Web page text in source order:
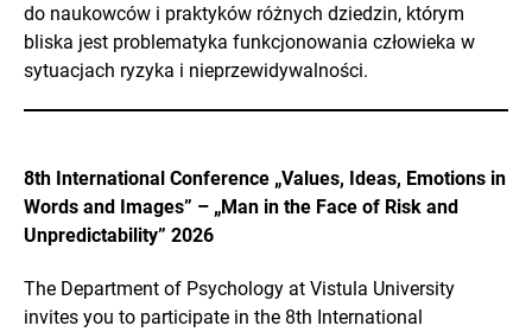
do naukowców i praktyków różnych dziedzin, którym
bliska jest problematyka funkcjonowania człowieka w
sytuacjach ryzyka i nieprzewidywalności.
8th International Conference „Values, Ideas, Emotions in
Words and Images” – „Man in the Face of Risk and
Unpredictability” 2026
The Department of Psychology at Vistula University
invites you to participate in the 8th International